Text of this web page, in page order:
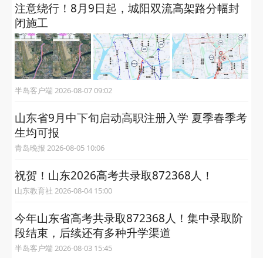
注意绕行！8月9日起，城阳双流高架路分幅封
闭施工
半岛客户端 2026-08-07 09:02
山东省9月中下旬启动高职注册入学 夏季春季考
生均可报
青岛晚报 2026-08-05 10:06
祝贺！山东2026高考共录取872368人！
山东教育社 2026-08-04 15:00
今年山东省高考共录取872368人！集中录取阶
段结束，后续还有多种升学渠道
半岛客户端 2026-08-03 15:45